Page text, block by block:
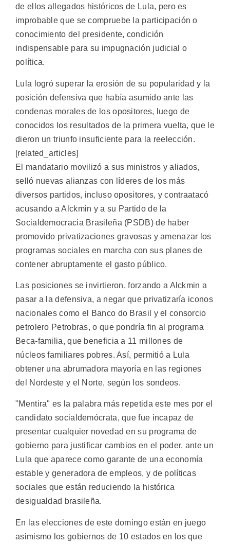
de ellos allegados históricos de Lula, pero es
improbable que se compruebe la participación o
conocimiento del presidente, condición
indispensable para su impugnación judicial o
política.
Lula logró superar la erosión de su popularidad y la
posición defensiva que había asumido ante las
condenas morales de los opositores, luego de
conocidos los resultados de la primera vuelta, que le
dieron un triunfo insuficiente para la reelección.
[related_articles]
El mandatario movilizó a sus ministros y aliados,
selló nuevas alianzas con líderes de los más
diversos partidos, incluso opositores, y contraatacó
acusando a Alckmin y a su Partido de la
Socialdemocracia Brasileña (PSDB) de haber
promovido privatizaciones gravosas y amenazar los
programas sociales en marcha con sus planes de
contener abruptamente el gasto público.
Las posiciones se invirtieron, forzando a Alckmin a
pasar a la defensiva, a negar que privatizaría iconos
nacionales como el Banco do Brasil y el consorcio
petrolero Petrobras, o que pondría fin al programa
Beca-familia, que beneficia a 11 millones de
núcleos familiares pobres. Así, permitió a Lula
obtener una abrumadora mayoría en las regiones
del Nordeste y el Norte, según los sondeos.
"Mentira" es la palabra más repetida este mes por el
candidato socialdemócrata, que fue incapaz de
presentar cualquier novedad en su programa de
gobierno para justificar cambios en el poder, ante un
Lula que aparece como garante de una economía
estable y generadora de empleos, y de políticas
sociales que están reduciendo la histórica
desigualdad brasileña.
En las elecciones de este domingo están en juego
asimismo los gobiernos de 10 estados en los que